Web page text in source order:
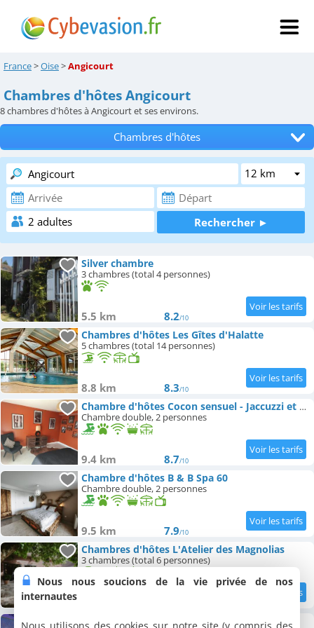
France>Oise>Angicourt
Chambres d'hôtes Angicourt
8chambres d'hôtes à Angicourt et ses environs.
Chambres d'hôtes
Tous les hébergements
Hôtels
Locations de vacances
Campings
Silver chambre
3 chambres (total 4 personnes)
5.5 km 8.2/10
Chambres d'hôtes Les Gîtes d'Halatte
5 chambres (total 14 personnes)
8.8 km 8.3/10
Chambre d'hôtes Cocon sensuel - Jaccuzzi et petit déjeuner - Proche Chantilly et Beauvais
Chambre double, 2 personnes
9.4 km 8.7/10
Chambre d'hôtes B & B Spa 60
Chambre double, 2 personnes
9.5 km 7.9/10
Chambres d'hôtes L'Atelier des Magnolias
3 chambres (total 6 personnes)
Chambre d'hôtes Suite Le Spa'Tio
Nous nous soucions de la vie privée de nos
internautes